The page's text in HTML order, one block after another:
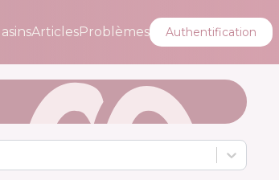
ArticlesProblèmes Authentification